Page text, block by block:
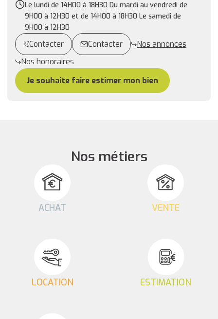
Le lundi de 14H00 à 18H30 Du mardi au vendredi de
9H00 à 12H30 et de 14H00 à 18H30 Le samedi de
9H00 à 12H30
Contacter Contacter
Nos annonces
Nos honoraires
Je souhaite faire estimer mon bien
Nos métiers
ACHAT VENTE
LOCATION ESTIMATION